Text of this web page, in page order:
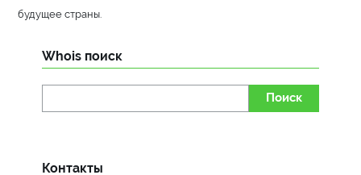
будущее страны.
Whois поиск
Поиск
Контакты